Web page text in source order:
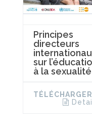
Principes
directeurs
sur
à la sexualité
TÉLÉCHARGER